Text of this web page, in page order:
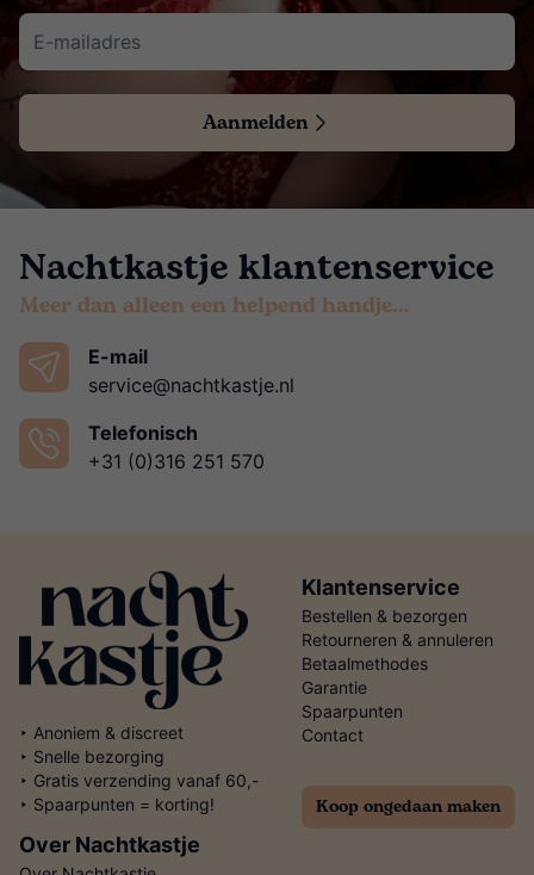
Aanmelden
Nachtkastje klantenservice
Meer dan alleen een helpend handje…
E-mail
service@nachtkastje.nl
Telefonisch
+31 (0)316 251 570
‣ Anoniem & discreet
‣ Snelle bezorging
‣ Gratis verzending vanaf 60,-
‣ Spaarpunten = korting!
Klantenservice
Bestellen & bezorgen
Retourneren & annuleren
Betaalmethodes
Garantie
Spaarpunten
Contact
Koop ongedaan maken
Over Nachtkastje